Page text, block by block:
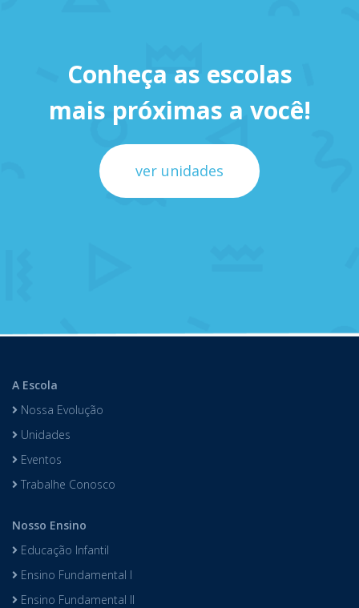
Conheça as escolas
mais próximas a você!
ver unidades
A Escola
Nossa Evolução
Unidades
Eventos
Trabalhe Conosco
Nosso Ensino
Educação Infantil
Ensino Fundamental I
Ensino Fundamental II